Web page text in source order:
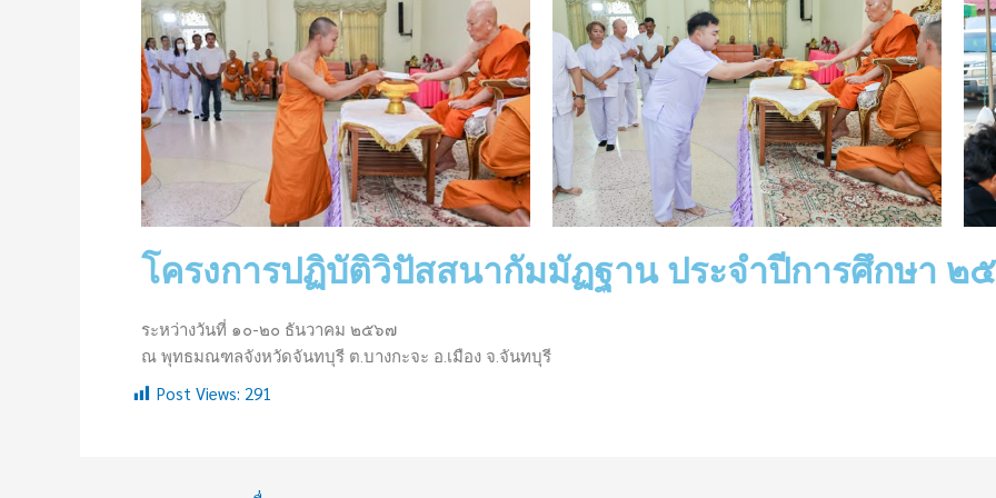
โครงการปฏิบัติวิปัสสนากัมมัฏฐาน ประจำปีการศึกษา ๒
ระหว่างวันที่ ๑๐-๒๐ ธันวาคม ๒๕๖๗
ณ พุทธมณฑลจังหวัดจันทบุรี ต.บางกะจะ อ.เมือง จ.จันทบุรี
Post Views: 291